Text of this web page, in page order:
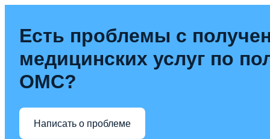
Есть проблемы с
медицинских услуг по
ОМС?
Написать о проблеме